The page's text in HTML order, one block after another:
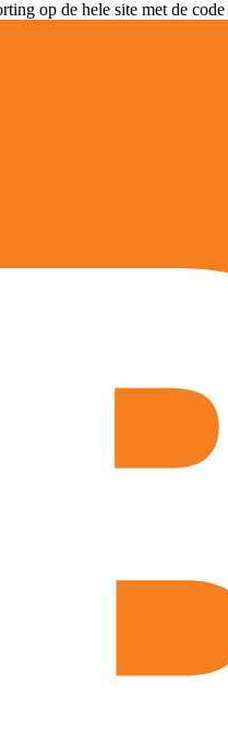
op de hele site met de code